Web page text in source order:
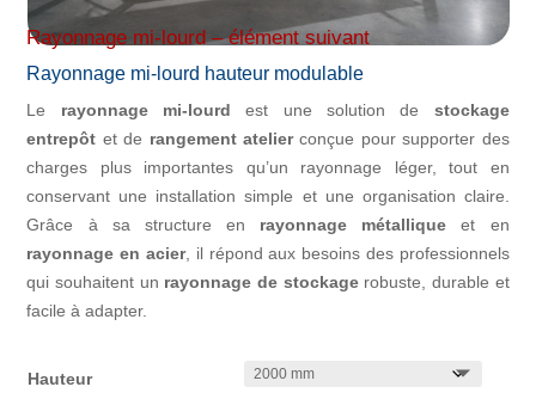
Rayonnage mi-lourd – élément suivant
Rayonnage mi-lourd hauteur modulable
Le rayonnage mi-lourd est une solution de stockage
entrepôt et de rangement atelierconçue pour supporter des
charges plus importantes qu’un rayonnage léger, tout en
conservant une installation simple et une organisation claire.
Grâce à sa structure en rayonnage métallique et en
rayonnage en acier, il répond aux besoins des professionnels
qui souhaitent un rayonnage de stockagerobuste, durable et
facile à adapter.
Hauteur